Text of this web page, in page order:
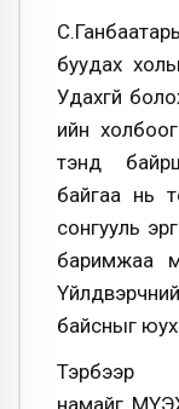
буудах
Удахгүй
ийн
тэнд
байгаа нь
сонгууль
баримжаа
Үйлдвэрчний
байсныг
Тэрбээр